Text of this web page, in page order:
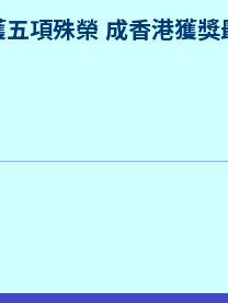
項殊榮 成香港獲獎